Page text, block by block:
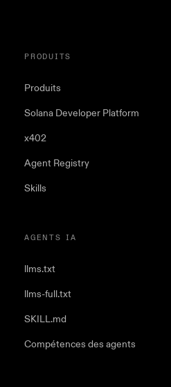
PRODUITS
Produits
Solana Developer Platform
x402
Agent Registry
Skills
AGENTS IA
llms.txt
llms-full.txt
SKILL.md
Compétences des agents